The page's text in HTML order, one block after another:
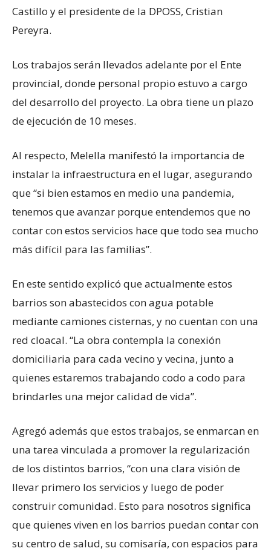
Castillo y el presidente de la DPOSS, Cristian
Pereyra.
Los trabajos serán llevados adelante por el Ente
provincial, donde personal propio estuvo a cargo
del desarrollo del proyecto. La obra tiene un plazo
de ejecución de 10 meses.
Al respecto, Melella manifestó la importancia de
instalar la infraestructura en el lugar, asegurando
que “si bien estamos en medio una pandemia,
tenemos que avanzar porque entendemos que no
contar con estos servicios hace que todo sea mucho
más difícil para las familias”.
En este sentido explicó que actualmente estos
barrios son abastecidos con agua potable
mediante camiones cisternas, y no cuentan con una
red cloacal. “La obra contempla la conexión
domiciliaria para cada vecino y vecina, junto a
quienes estaremos trabajando codo a codo para
brindarles una mejor calidad de vida”.
Agregó además que estos trabajos, se enmarcan en
una tarea vinculada a promover la regularización
de los distintos barrios, “con una clara visión de
llevar primero los servicios y luego de poder
construir comunidad. Esto para nosotros significa
que quienes viven en los barrios puedan contar con
su centro de salud, su comisaría, con espacios para